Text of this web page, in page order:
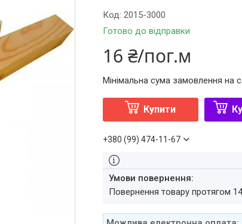
Готово до відправки
Код: 2015-3000
16 ₴/пог.м
Мінімальна сума замовлення на
Купити
+380 (99) 474-11-67
повернення товару протягом